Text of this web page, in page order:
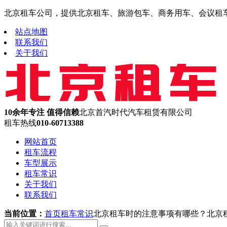
北京租车公司，提供北京租车、旅游包车、商务用车、会议
站点地图
联系我们
关于我们
10余年专注 值得信赖北京首汽时代汽车租赁有限公司
租车热线010-60713388
网站首页
租车流程
车型展示
租车常识
关于我们
联系我们
当前位置： 首页租车常识北京租车时的注意事项有哪些？北京